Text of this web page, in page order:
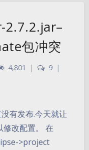
2.7.2.jar–
包冲突
4,801 | 9 |
有发布.今天就让
修改配置。 在
>project